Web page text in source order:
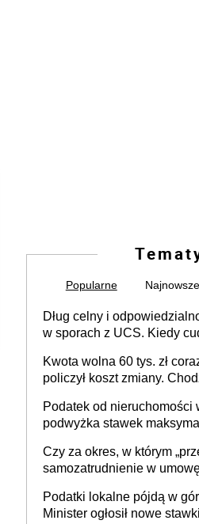
Popularne Najnowsze
Dług celny i
w sporach z UCS. Kiedy
Kwota wolna 60 tys. zł
policzył koszt zmiany.
Podatek od nieruchomości
podwyżka stawek
budynków i lokali
prowadzeniem
Czy za okres, w którym
samozatrudnienie w
umowy cywilnoprawnej
racjonalnym wyjściem
Podatki lokalne pójdą w
Minister ogłosił nowe stawki